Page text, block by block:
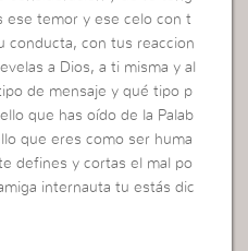
ese temor y ese celo con t
conducta, con tus reaccion
a Dios, a ti misma y al
de mensaje y qué tipo p
que has oído de la Palab
que eres como ser huma
defines y cortas el mal po
internauta tu estás dic